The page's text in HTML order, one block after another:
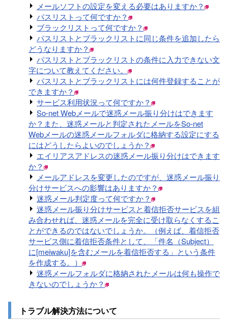
メールソフトの設定を変える必要はありますか？
パスリストって何ですか？
ブラックリストって何ですか？
パスリストとブラックリストに同じ条件を追加したら
どうなりますか？
パスリストとブラックリストの条件に入力できない文
字について教えてください。
パスリストとブラックリストには何件登録することが
できますか？
サービス利用状況って何ですか？
So-net Webメールで迷惑メール振り分けはできます
か？また、迷惑メールと判定されたメールをSo-net
Webメールの迷惑メールフォルダに格納する設定にする
にはどうしたらよいのでしょうか？
エイリアスアドレスの迷惑メール振り分けはできます
か？
メールアドレスを変更したのですが、迷惑メール振り
分けサービスへの影響はありますか？
迷惑メール判定度って何ですか？
迷惑メール振り分けサービスと着信拒否サービスを組
み合わせれば、迷惑メールを完全に受け取らなくするこ
とができるのではないでしょうか。（例えば、着信拒否
サービス側に着信拒否条件として、「件名（Subject）
に[meiwaku]を含むメールを着信拒否する」という条件
を作成する。）
迷惑メールフォルダに格納されたメールは何も操作で
きないのでしょうか？
トラブル解決方法について